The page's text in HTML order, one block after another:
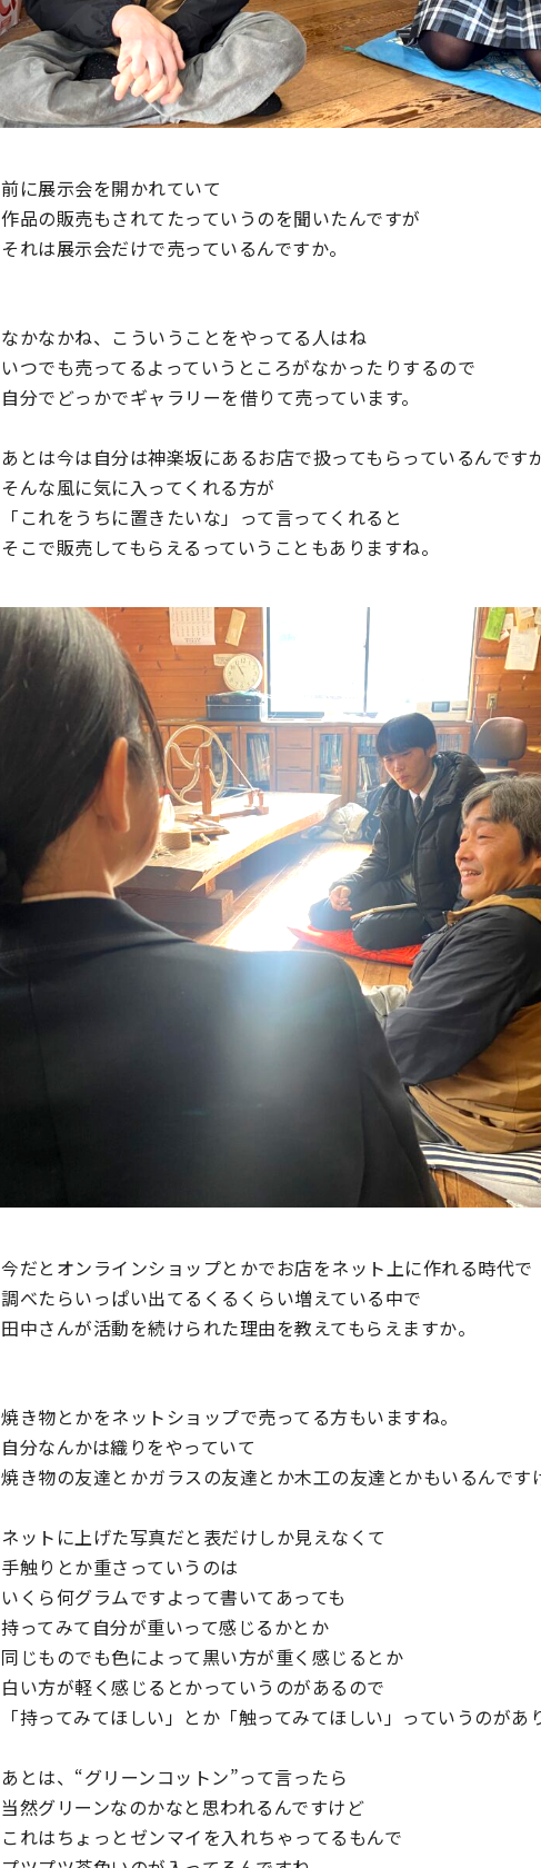
前に展示会を開かれていて
作品の販売もされてたっていうのを聞いたんですが
それは展示会だけで売っているんですか。
なかなかね、こういうことをやってる人はね
いつでも売ってるよっていうところがなかったりするので
自分でどっかでギャラリーを借りて売っています。
あとは今は自分は神楽坂にあるお店で扱ってもらっているんです
そんな風に気に入ってくれる方が
「これをうちに置きたいな」って言ってくれると
そこで販売してもらえるっていうこともありますね。
今だとオンラインショップとかでお店をネット上に作れる時代で
調べたらいっぱい出てるくるくらい増えている中で
田中さんが活動を続けられた理由を教えてもらえますか。
焼き物とかをネットショップで売ってる方もいますね。
自分なんかは織りをやっていて
焼き物の友達とかガラスの友達とか木工の友達とかもいるんです
ネットに上げた写真だと表だけしか見えなくて
手触りとか重さっていうのは
いくら何グラムですよって書いてあっても
持ってみて自分が重いって感じるかとか
同じものでも色によって黒い方が重く感じるとか
白い方が軽く感じるとかっていうのがあるので
「持ってみてほしい」とか「触ってみてほしい」っていうのがあ
あとは、“グリーンコットン”って言ったら
当然グリーンなのかなと思われるんですけど
これはちょっとゼンマイを入れちゃってるもんで